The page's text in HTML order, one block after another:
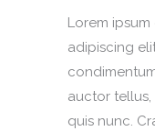
Lorem
adipiscing
auctor
quis nunc.